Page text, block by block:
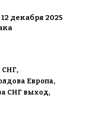
декабря 2025
СНГ
Европа
СНГ выход